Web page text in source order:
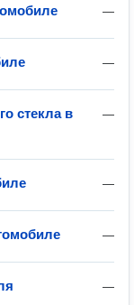
—
—
—
стекла в
—
—
—